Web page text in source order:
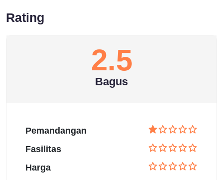
Rating
2.5
Bagus
Pemandangan
Fasilitas
Harga